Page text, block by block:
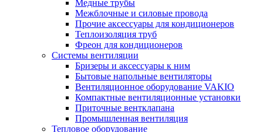
Медные трубы
Межблочные и силовые провода
Прочие аксессуары для кондиционеров
Теплоизоляция труб
Фреон для кондиционеров
Системы вентиляции
Бризеры и аксессуары к ним
Бытовые напольные вентиляторы
Вентиляционное оборудование VAKIO
Компактные вентиляционные установки
Приточные вентклапана
Промышленная вентиляция
Тепловое оборудование